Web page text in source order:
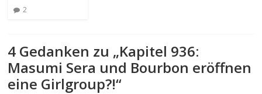
2
4 Gedanken zu „Kapitel 936:
Masumi Sera und Bourbon eröffnen
eine Girlgroup?!“